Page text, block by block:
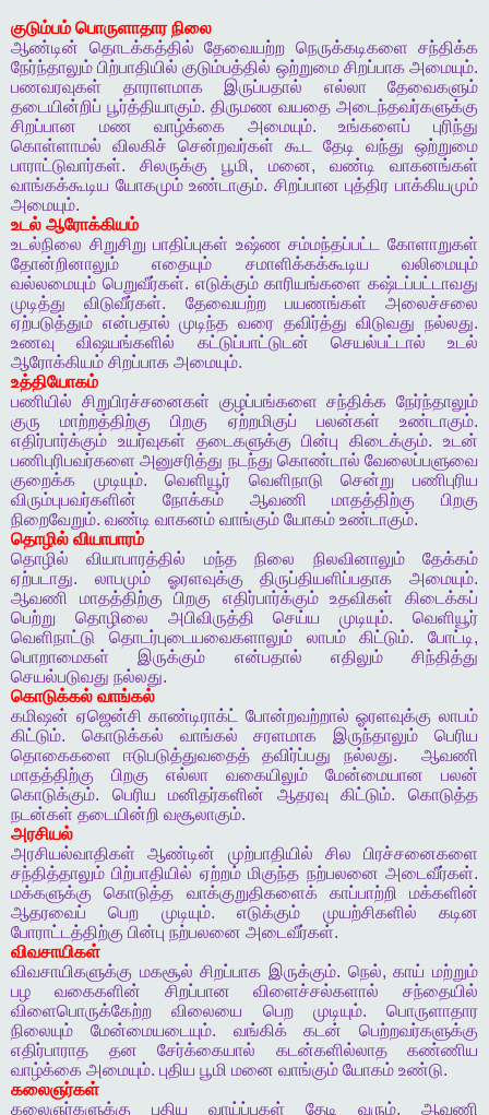
குடும்பம் பொருளாதார நிலை
ஆண்டின்
தொடக்கத்தில் தேவையற்ற நெருக்கடிகளை சந்திக்க
நேர்ந்தாலும் பிற்பாதியில் குடும்பத்தில் ஒற்றுமை சிறப்பாக அமையும்.
பணவரவுகள்
தாராளமாக இருப்பதால் எல்லா
தேவைகளும்
தடையின்றிப் பூர்த்தியாகும். திருமண வயதை அடைந்தவர்களுக்கு
சிறப்பான
மண வாழ்க்கை அமையும்.உங்களைப்
புரிந்து
கொள்ளாமல்
விலகிச் சென்றவர்கள் கூட தேடி வந்து
ஒற்றுமை
பாராட்டுவார்கள்.சிலருக்கு பூமி, மனை, வண்டி
வாகனங்கள்
வாங்கக்கூடிய யோகமும் உண்டாகும். சிறப்பான புத்திர பாக்கியமும்
அமையும்.
உடல் ஆரோக்கியம்
உடல்நிலை சிறுசிறு பாதிப்புகள் உஷ்ண சம்மந்தப்பட்ட
கோளாறுகள்
தோன்றினாலும்
எதையும் சமாளிக்கக்கூடிய
வலிமையும்
வல்லமையும் பெறுவீர்கள். எடுக்கும் காரியங்களை கஷ்டப்பட்டாவது
முடித்து
விடுவீர்கள். தேவையற்ற பயணங்கள்
அலைச்சலை
ஏற்படுத்தும் என்பதால் முடிந்த வரை தவிர்த்து விடுவது நல்லது.
உணவு
விஷயங்களில் கட்டுப்பாட்டுடன் செயல்பட்டால்
உடல்
ஆரோக்கியம் சிறப்பாக அமையும்.
உத்தியோகம்
பணியில் சிறுபிரச்சனைகள் குழப்பங்களை சந்திக்க நேர்ந்தாலும்
குரு
மாற்றத்திற்கு பிறகு ஏற்றமிகுப் பலன்கள் உண்டாகும்.
எதிர்பார்க்கும் உயர்வுகள் தடைகளுக்கு பின்பு கிடைக்கும்.உடன்
பணிபுரிபவர்களை அனுசரித்து நடந்து கொண்டால் வேலைப்பளுவை
குறைக்க
முடியும்.வெளியூர் வெளிநாடு சென்று
பணிபுரிய
விரும்புபவர்களின்
நோக்கம் ஆவணி மாதத்திற்கு
பிறகு
நிறைவேறும். வண்டி வாகனம் வாங்கும் யோகம் உண்டாகும்.
தொழில் வியாபாரம்
தொழில்
வியாபாரத்தில் மந்த நிலை நிலவினாலும்
தேக்கம்
ஏற்படாது. லாபமும் ஓரளவுக்கு திருப்தியளிப்பதாக அமையும்.
ஆவணி
மாதத்திற்கு பிறகு எதிர்பார்க்கும் உதவிகள்
கிடைக்கப்
பெற்று
தொழிலை அபிவிருத்தி செய்ய முடியும்.வெளியூர்
வெளிநாட்டு
தொடர்புடையவைகளாலும் லாபம் கிட்டும். போட்டி,
பொறாமைகள்
இருக்கும் என்பதால் எதிலும்
சிந்தித்து
செயல்படுவது நல்லது.
கொடுக்கல் வாங்கல்
கமிஷன் ஏஜென்சி காண்டிராக்ட் போன்றவற்றால் ஓரளவுக்கு லாபம்
கிட்டும். கொடுக்கல் வாங்கல் சரளமாக இருந்தாலும்
பெரிய
தொகைகளை
ஈடுபடுத்துவதைத் தவிர்ப்பது நல்லது.ஆவணி
மாதத்திற்கு
பிறகு எல்லா வகையிலும் மேன்மையான
பலன்
கொடுக்கும். பெரிய மனிதர்களின் ஆதரவு கிட்டும்.கொடுத்த
நடன்கள் தடையின்றி வசூலாகும்.
அரசியல்
அரசியல்வாதிகள்
ஆண்டின் முற்பாதியில் சில
பிரச்சனைகளை
சந்தித்தாலும் பிற்பாதியில் ஏற்றம் மிகுந்த நற்பலனை அடைவீர்கள்.
மக்களுக்கு
கொடுத்த வாக்குறுதிகளைக் காப்பாற்றி
மக்களின்
ஆதரவைப்
பெற முடியும்.எடுக்கும் முயற்சிகளில்
கடின
போராட்டத்திற்கு பின்பு நற்பலனை அடைவீர்கள்.
விவசாயிகள்
விவசாயிகளுக்கு மகசூல் சிறப்பாக இருக்கும். நெல்,காய் மற்றும்
பழ
வகைகளின் சிறப்பான விளைச்சல்களால்
சந்தையில்
விளைபொருக்கேற்ற
விலையை பெற முடியும். பொருளாதார
நிலையும்
மேன்மையடையும். வங்கிக் கடன்
பெற்றவர்களுக்கு
எதிர்பாராத
தன சேர்க்கையால் கடன்களில்லாத
கண்ணிய
வாழ்க்கை அமையும். புதிய பூமி மனை வாங்கும் யோகம் உண்டு.
கலைஞர்கள்
கலைஞர்களுக்கு
புதிய வாய்ப்புகள் தேடி வரும். ஆவணி